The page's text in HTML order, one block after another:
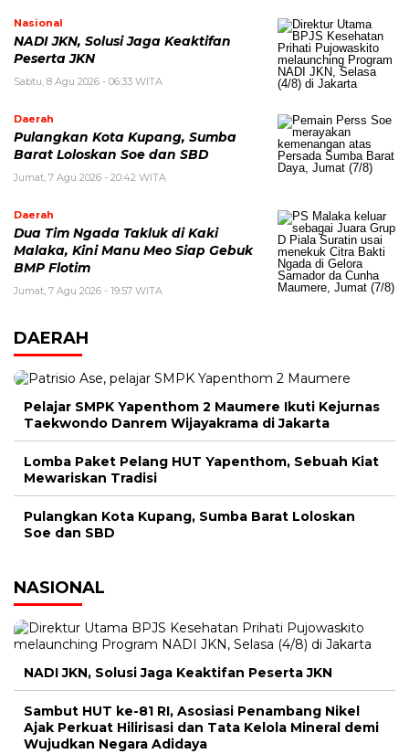
Nasional
NADI JKN, Solusi Jaga Keaktifan
Peserta JKN
Sabtu, 8 Agu 2026 - 06:33 WITA
Daerah
Pulangkan Kota Kupang, Sumba
Barat Loloskan Soe dan SBD
Jumat, 7 Agu 2026 - 20:42 WITA
Daerah
Dua Tim Ngada Takluk di Kaki
Malaka, Kini Manu Meo Siap Gebuk
BMP Flotim
Jumat, 7 Agu 2026 - 19:57 WITA
DAERAH
Pelajar SMPK Yapenthom 2 Maumere Ikuti Kejurnas
Taekwondo Danrem Wijayakrama di Jakarta
Lomba Paket Pelang HUT Yapenthom, Sebuah Kiat
Mewariskan Tradisi
Pulangkan Kota Kupang, Sumba Barat Loloskan
Soe dan SBD
NASIONAL
NADI JKN, Solusi Jaga Keaktifan Peserta JKN
Sambut HUT ke-81 RI, Asosiasi Penambang Nikel
Ajak Perkuat Hilirisasi dan Tata Kelola Mineral demi
Wujudkan Negara Adidaya